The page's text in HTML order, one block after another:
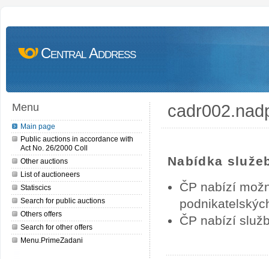
Central Address
Menu
Main page
Public auctions in accordance with
Act No. 26/2000 Coll
Other auctions
List of auctioneers
Statiscics
Search for public auctions
Others offers
Search for other offers
Menu.PrimeZadani
Nabídka
ČP nabízí
ČP nabízí